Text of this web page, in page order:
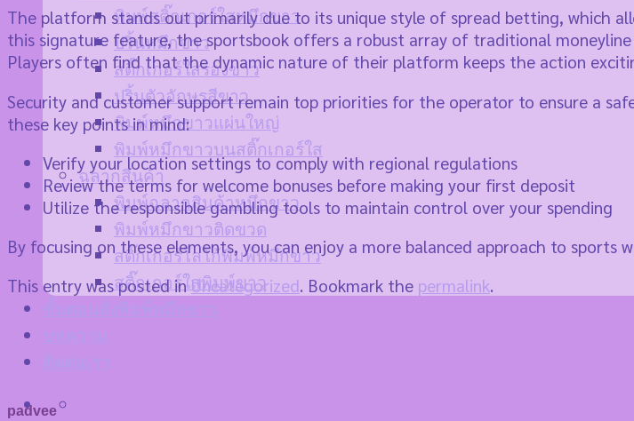
พิมพ์สติ๊กเกอร์ใสหมึกขาว
ปริ้นหมึกขาว
สติ๊กเกอร์ใสรองขาว
ปริ้นตัวอักษรสีขาว
พิมพ์หมึกขาวแผ่นใหญ่
พิมพ์หมึกขาวบนสติ๊กเกอร์ใส
ฉลากสินค้า
พิมพ์ฉลากสินค้าหมึกขาว
พิมพ์หมึกขาวติดขวด
สติ๊กเกอร์โลโก้พิมพ์หมึกขาว
สติ๊กเกอร์ใสพิมพ์ขาว
The platform stands out primarily due to its unique style of spread betting, which
this signature feature, the sportsbook offers a robust array of traditional
Players often find that the dynamic nature of their platform keeps the action
Security and customer support remain top priorities for the operator to ensure a
these key points in mind:
Verify your location settings to comply with regional regulations
Review the terms for welcome bonuses before making your first deposit
Utilize the responsible gambling tools to maintain control over your spending
By focusing on these elements, you can enjoy a more balanced approach to sports
This entry was posted inUncategorized. Bookmark the permalink.
padvee